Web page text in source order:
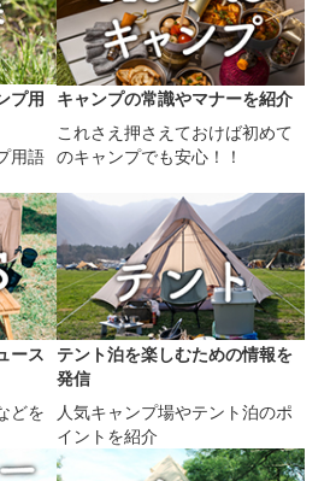
プ用
用語
キャンプの常識やマナーを紹介
これさえ押さえておけば初めて
のキャンプでも安心！！
ース
どを
テント泊を楽しむための情報を
発信
人気キャンプ場やテント泊のポ
イントを紹介